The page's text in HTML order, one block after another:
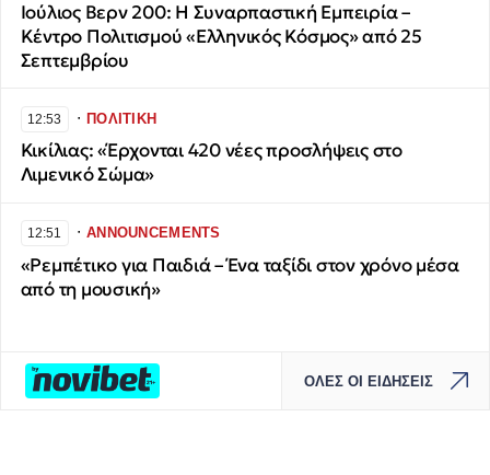
Ιούλιος Βερν 200: Η Συναρπαστική Εμπειρία –
Κέντρο Πολιτισμού «Ελληνικός Κόσμος» από 25
Σεπτεμβρίου
12:53 ∙ΠΟΛΙΤΙΚΗ
Κικίλιας: «Έρχονται 420 νέες προσλήψεις στο
Λιμενικό Σώμα»
12:51 ∙ANNOUNCEMENTS
«Ρεμπέτικο για Παιδιά – Ένα ταξίδι στον χρόνο μέσα
από τη μουσική»
ΟΛΕΣ ΟΙ ΕΙΔΗΣΕΙΣ